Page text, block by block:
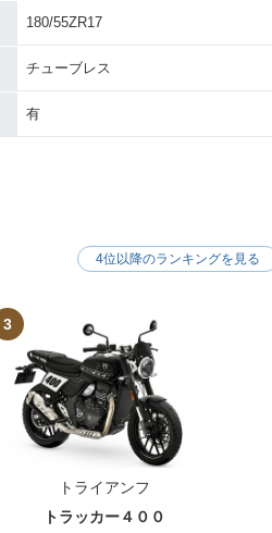
180/55ZR17
チューブレス
有
3
トライアンフ
トラッカー４００
4位以降のランキングを見る